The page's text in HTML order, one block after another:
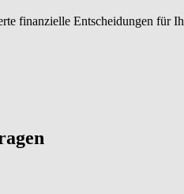
finanzielle Entscheidungen für